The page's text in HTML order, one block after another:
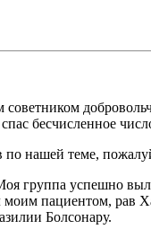
бесчисленное
по нашей теме,
группа успешно
моим пациентом,
Болсонару.